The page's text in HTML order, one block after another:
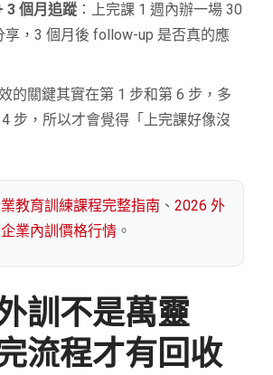
3 個月追蹤 ：上完課 1 週內辦一場 30
享，3 個月後 follow-up 是否真的應
的關鍵其實在第 1 步和第 6 步，多
步，所以才會覺得「上完課好像沒
教育訓練課程完整指南 、2026 外
企業內訓價格行情 。
訓不是萬靈
流程才有回收